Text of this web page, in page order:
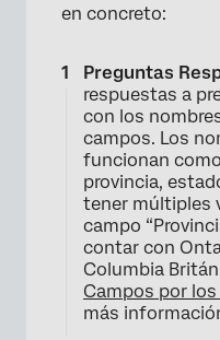
en concreto:
Preguntas
respuestas a
con los
campos. Los
funcionan
provincia,
tener múltiples
campo
contar con
Columbia
Campos por
más